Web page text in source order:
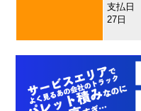
支払日
27日